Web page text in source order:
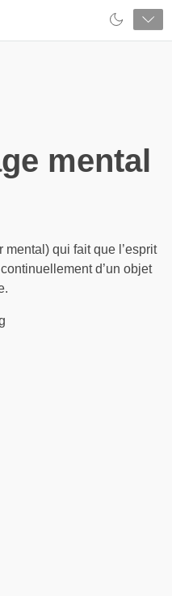
mental
qui fait que l’esprit
d’un objet